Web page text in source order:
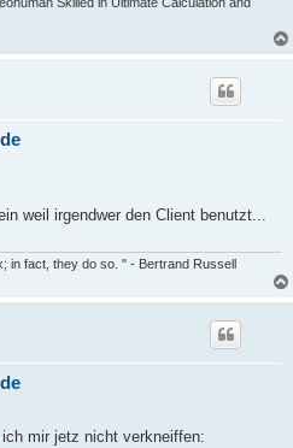
weil irgendwer den Client benutzt...
in fact, they do so. " - Bertrand Russell
mir jetz nicht verkneiffen: